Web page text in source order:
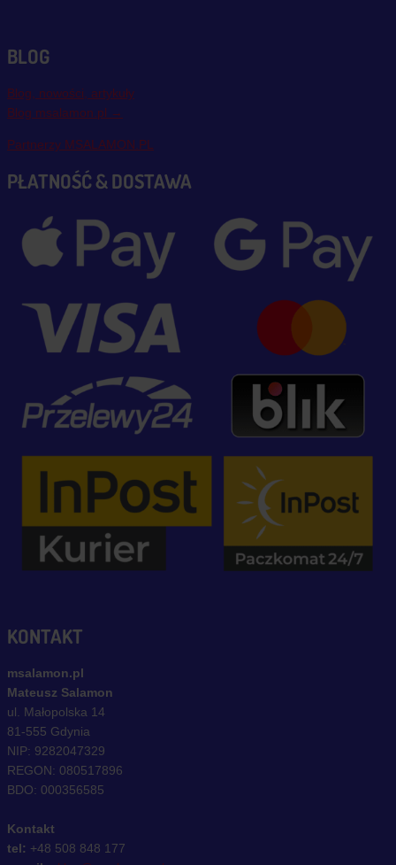
BLOG
Blog, nowości, artykuły
Blog msalamon.pl →
Partnerzy MSALAMON.PL
PŁATNOŚĆ & DOSTAWA
KONTAKT
msalamon.pl
Mateusz Salamon
ul. Małopolska 14
81-555 Gdynia
NIP: 9282047329
REGON: 080517896
BDO: 000356585
Kontakt
tel: +48 508 848 177